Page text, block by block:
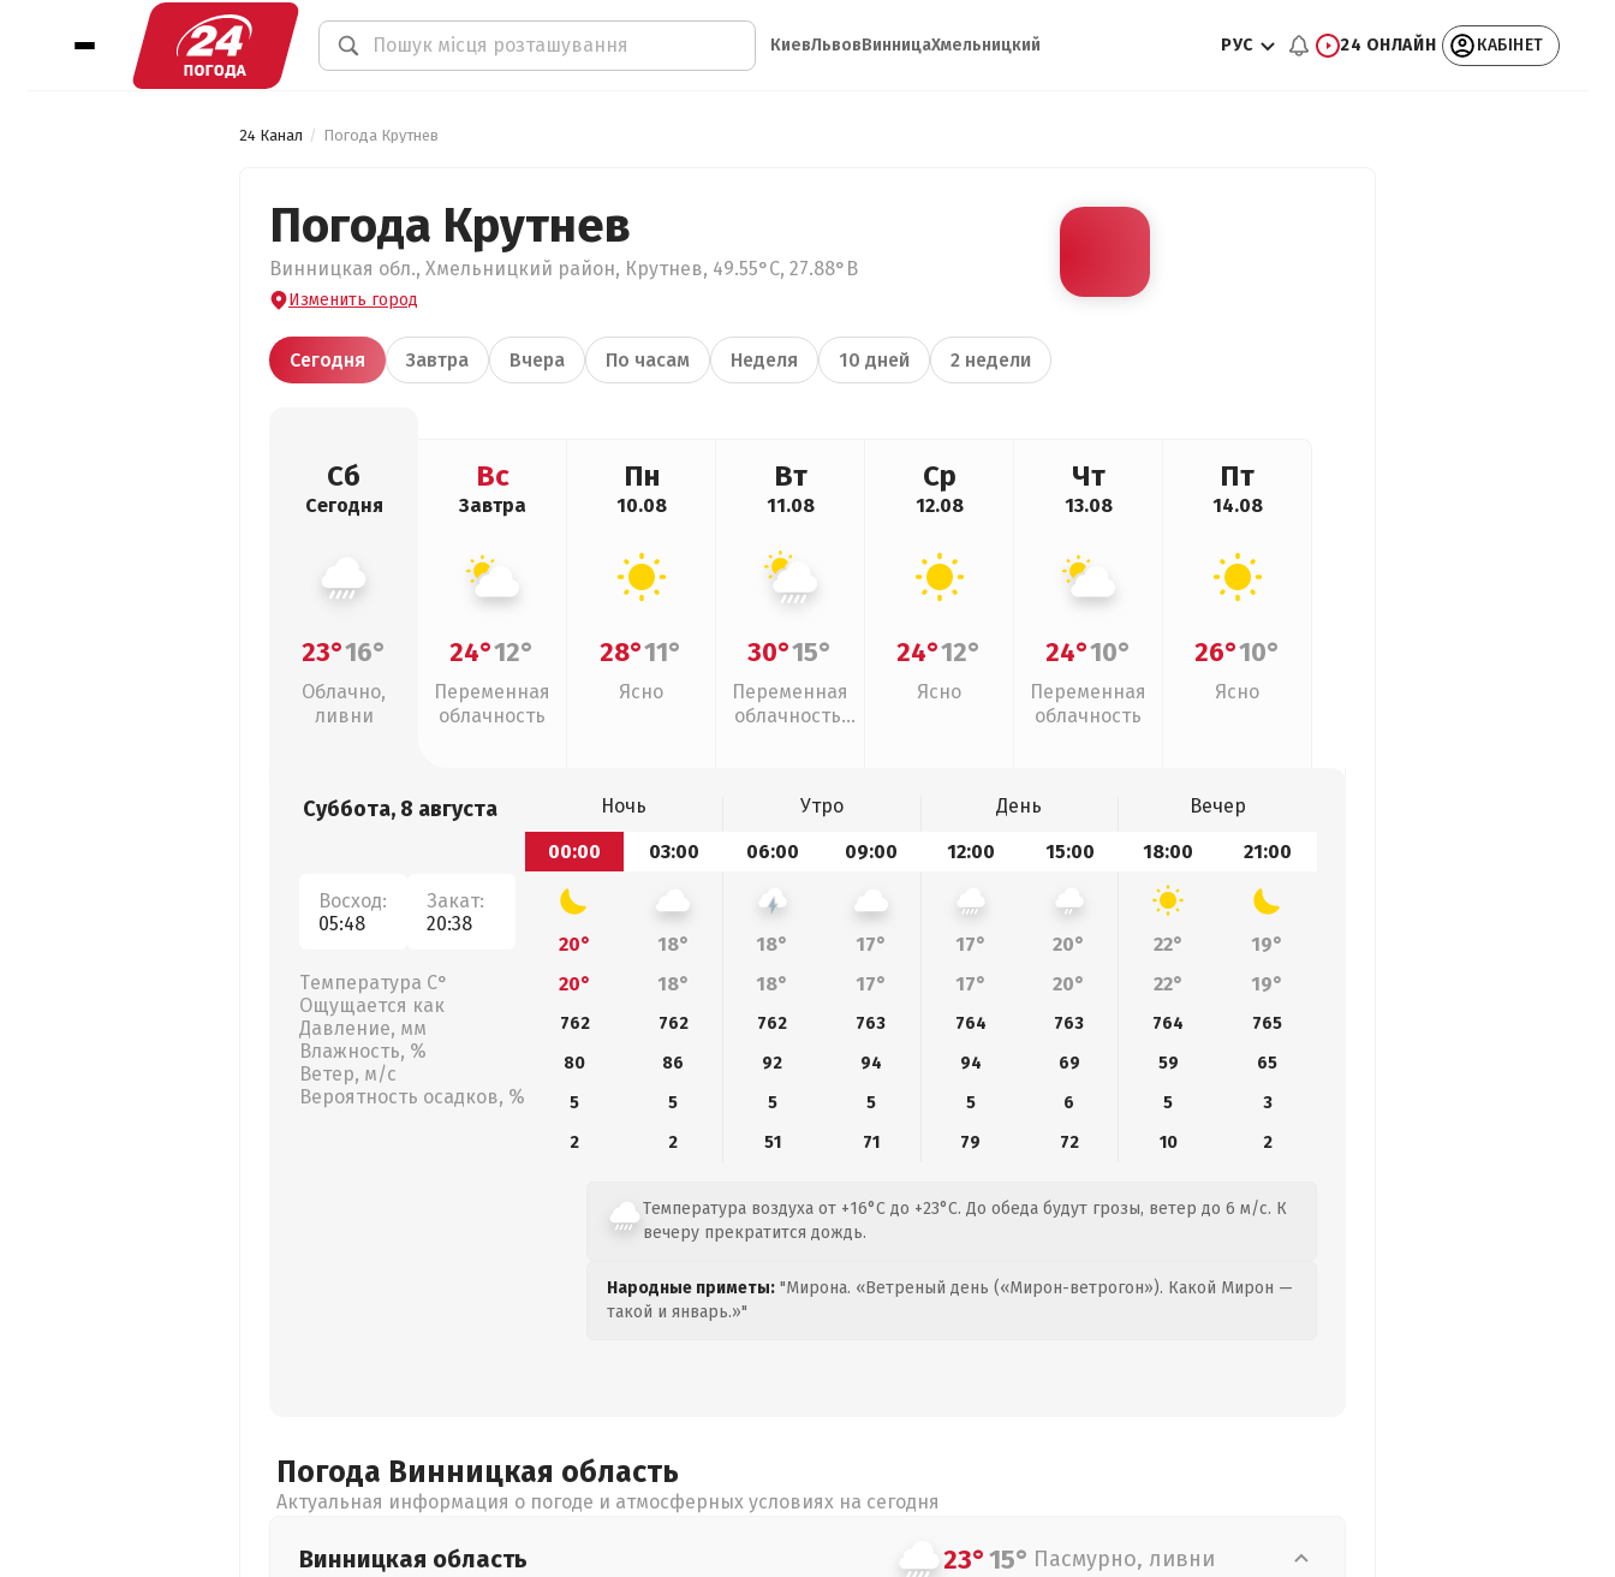
КиевЛьвовВинницаХмельницкий РУС 24 ОНЛАЙН КАБІНЕТ
24 Канал Погода Крутнев
Погода Крутнев
Винницкая обл., Хмельницкий район, Крутнев, 49.55°С, 27.88°В
Изменить город
Сегодня Завтра Вчера По часам Неделя 10 дней 2 недели
Сб
Сегодня
23°16°
Облачно,
ливни
Вс
Завтра
24°12°
Переменная
облачность
Пн
10.08
28°11°
Ясно
Вт
11.08
30°15°
Переменная
облачность,
Ср
12.08
24°12°
Ясно
Чт
13.08
24°10°
Переменная
облачность
Пт
14.08
26°10°
Ясно
Суббота, 8 августа
Восход:
05:48
Закат:
20:38
Температура С°
Ощущается как
Давление, мм
Влажность, %
Ветер, м/с
Вероятность осадков, %
Ночь Утро День
Вечер
00:00
03:00 06:00 09:00 12:00 15:00 18:00 21:00
20° 18° 18° 17° 17° 20° 22°
19°
20°
18° 18° 17° 17° 20° 22° 19°
762 762 762 763 764 763 764
765
80
86 92 94 94 69 59
65
5
5 5 5 5 6 5
3
2
2 51 71 79 72 10 2
Температура воздуха от +16°C до +23°C. До обеда будут грозы, ветер до 6 м/с. К
вечеру прекратится дождь.
Народные приметы: "Мирона. «Ветреный день («Мирон-ветрогон»). Какой Мирон —
такой и январь.»"
Погода Винницкая область
Актуальная информация о погоде и атмосферных условиях на сегодня
Винницкая область 23°15° Пасмурно, ливни